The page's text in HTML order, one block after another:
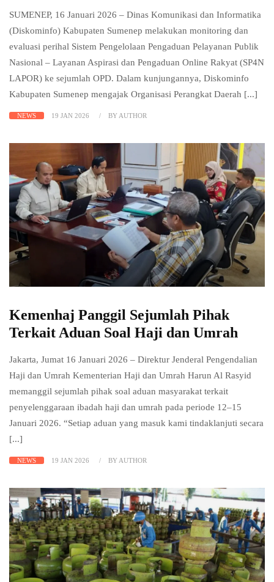
SUMENEP, 16 Januari 2026 – Dinas Komunikasi dan Informatika
(Diskominfo) Kabupaten Sumenep melakukan monitoring dan
evaluasi perihal Sistem Pengelolaan Pengaduan Pelayanan Publik
Nasional – Layanan Aspirasi dan Pengaduan Online Rakyat (SP4N
LAPOR) ke sejumlah OPD. Dalam kunjungannya, Diskominfo
Kabupaten Sumenep mengajak Organisasi Perangkat Daerah [...]
NEWS 19 JAN 2026 BY AUTHOR
Kemenhaj Panggil Sejumlah Pihak
Terkait Aduan Soal Haji dan Umrah
Jakarta, Jumat 16 Januari 2026 – Direktur Jenderal Pengendalian
Haji dan Umrah Kementerian Haji dan Umrah Harun Al Rasyid
memanggil sejumlah pihak soal aduan masyarakat terkait
penyelenggaraan ibadah haji dan umrah pada periode 12–15
Januari 2026. “Setiap aduan yang masuk kami tindaklanjuti secara
[...]
NEWS 19 JAN 2026 BY AUTHOR